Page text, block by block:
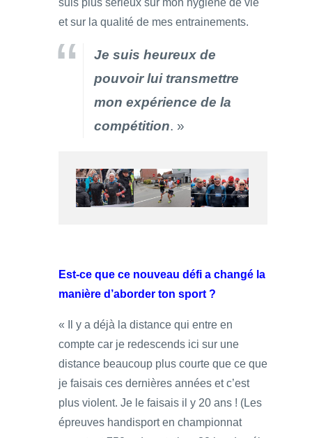
suis plus sérieux sur mon hygiène de vie
et sur la qualité de mes entrainements.
Je suis heureux de
pouvoir lui transmettre
mon expérience de la
compétition. »
Est-ce que ce nouveau défi a changé la
manière d’aborder ton sport ?
« Il y a déjà la distance qui entre en
compte car je redescends ici sur une
distance beaucoup plus courte que ce que
je faisais ces dernières années et c’est
plus violent. Je le faisais il y 20 ans ! (Les
épreuves handisport en championnat